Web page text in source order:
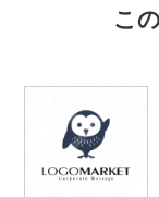
こ